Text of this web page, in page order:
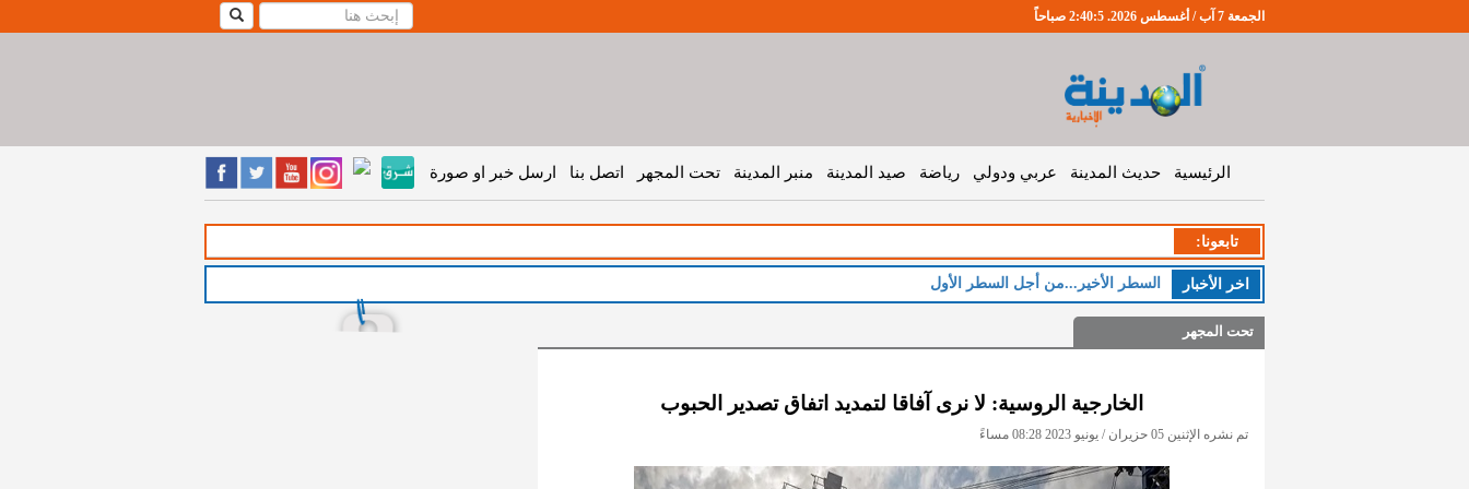
الجمعة 7 آب / أغسطس 2026. 2:40:6 صباحاً
الرئيسية حديث المدينة عربي ودولي رياضة صيد المدينة منبر المدينة تحت المجهر اتصل بنا ارسل خبر او صورة
تابعونا:
اخر اﻷخبار
تحت المجهر
الخارجية الروسية: لا نرى آفاقا لتمديد اتفاق تصدير الحبوب
تم نشره الإثنين 05 حزيران / يونيو 2023 08:28 مساءً